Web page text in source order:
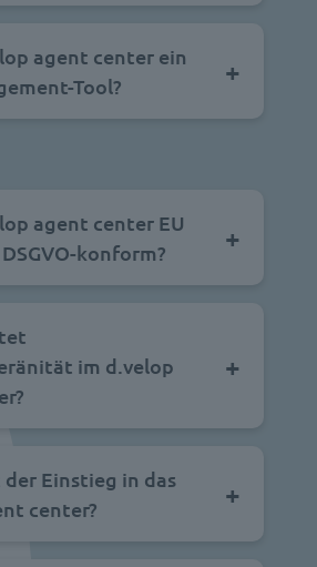
agent center ein
Tool?
agent center EU
konform?
im d.velop
Einstieg in das
center?